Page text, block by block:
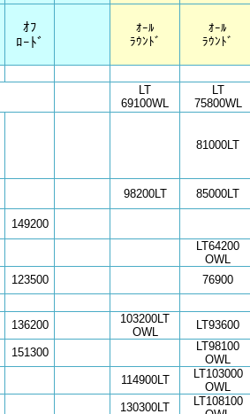
ｵﾌ
ﾛｰﾄﾞ
ｵｰﾙ
ﾗｳﾝﾄﾞ
ｵｰﾙ
ﾗｳﾝﾄﾞ
LT
69100WL
LT
75800WL
81000LT
98200LT 85000LT
149200
LT64200
OWL
123500
76900
136200
103200LT
OWL
LT93600
151300
LT98100
OWL
114900LT
LT103000
OWL
130300LT
LT108100